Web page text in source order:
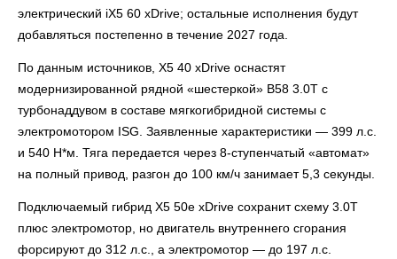
электрический iX5 60 xDrive; остальные исполнения будут
добавляться постепенно в течение 2027 года.
По данным источников, X5 40 xDrive оснастят
модернизированной рядной «шестеркой» B58 3.0T с
турбонаддувом в составе мягкогибридной системы с
электромотором ISG. Заявленные характеристики — 399 л.с.
и 540 Н*м. Тяга передается через 8-ступенчатый «автомат»
на полный привод, разгон до 100 км/ч занимает 5,3 секунды.
Подключаемый гибрид X5 50e xDrive сохранит схему 3.0T
плюс электромотор, но двигатель внутреннего сгорания
форсируют до 312 л.с., а электромотор — до 197 л.с.